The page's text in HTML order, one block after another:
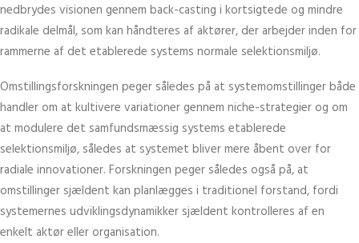
nedbrydes visionen gennem back-casting i kortsigtede og mindre
radikale delmål, som kan håndteres af aktører, der arbejder inden for
rammerne af det etablerede systems normale selektionsmiljø.
Omstillingsforskningen peger således på at systemomstillinger både
handler om at kultivere variationer gennem niche-strategier og om
at modulere det samfundsmæssig systems etablerede
selektionsmiljø, således at systemet bliver mere åbent over for
radiale innovationer. Forskningen peger således også på, at
omstillinger sjældent kan planlægges i traditionel forstand, fordi
systemernes udviklingsdynamikker sjældent kontrolleres af en
enkelt aktør eller organisation.